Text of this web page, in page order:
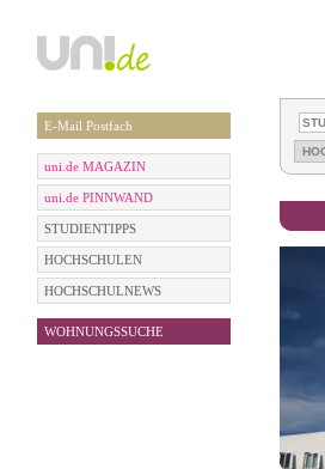
E-Mail Postfach
uni.de MAGAZIN
uni.de PINNWAND
STUDIENTIPPS
HOCHSCHULEN
HOCHSCHULNEWS
WOHNUNGSSUCHE